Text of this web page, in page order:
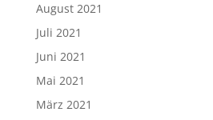
August 2021
Juli 2021
Juni 2021
Mai 2021
März 2021